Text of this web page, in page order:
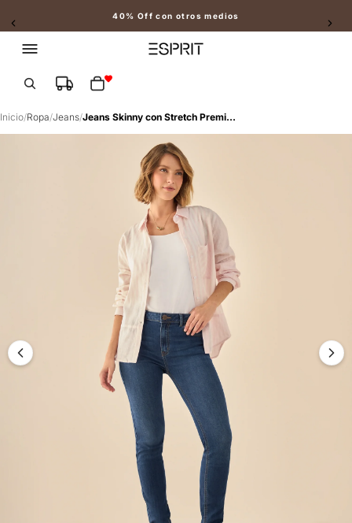
40% Off con otros medios
Slide 2 of 2
Inicio/Ropa/Jeans/ Jeans Skinny con Stretch Premium - Azul